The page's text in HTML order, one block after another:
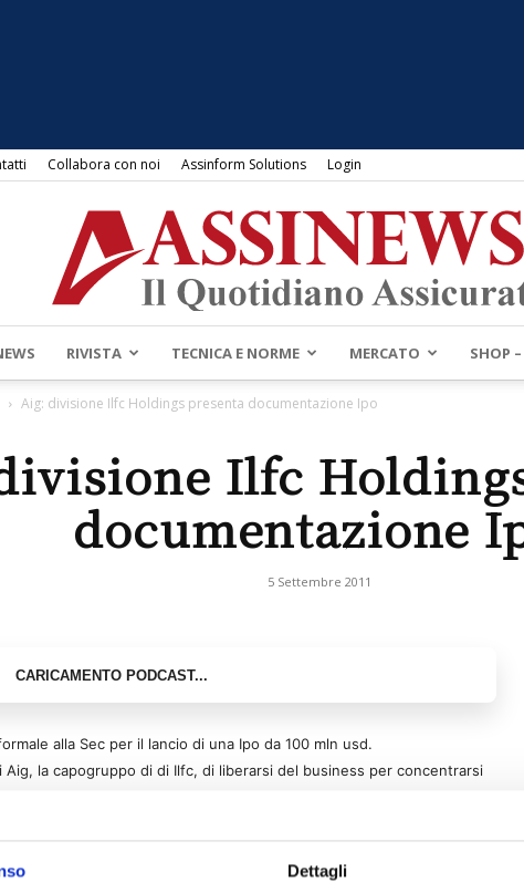
Dettagli
Collabora con noi Assinform Solutions Login
Assinews.it
RIVISTA TECNICA E NORME MERCATO SHOP
Aig: divisione Ilfc Holdings presenta documentazione Ipo
Ilfc
documentazione
5 Settembre 2011
alla Sec per il lancio di una Ipo da 100 mln usd.
Aig, la capogruppo di di Ilfc, di liberarsi del business per concentrarsi
in tutto il mondo.